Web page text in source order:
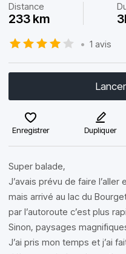
Distance
233 km
• 1 avis
Enregistrer Dupliquer
Super balade,
J’avais prévu de faire
mais arrivé au lac du
par l’autoroute c’est plus
Sinon, paysages
J’ai pris mon temps et j’ai